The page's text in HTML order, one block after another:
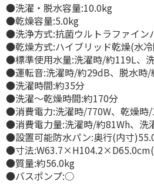
●洗濯・脱水容量:10.0kg
●乾燥容量:5.0kg
●洗浄方式:抗菌ウルトラファイン
●乾燥方式:ハイブリッド乾燥(水
●標準使用水量:洗濯時/約119L、
●運転音:洗濯時/約29dB、脱水時
●洗濯時間:約35分
●洗濯〜乾燥時間:約170分
●消費電力:洗濯時/770W、乾燥時/
●消費電力量:洗濯時/約81Wh、洗
●設置可能防水パン:奥行(内寸
●寸法:W63.7×H104.2×D65.0cm(
●質量:約56.0kg
●バスポンプ:○